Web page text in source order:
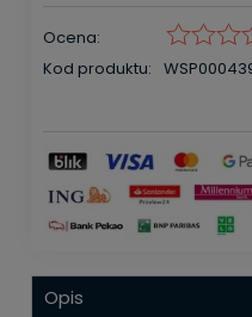
Ocena:
Kod produktu:
Opis